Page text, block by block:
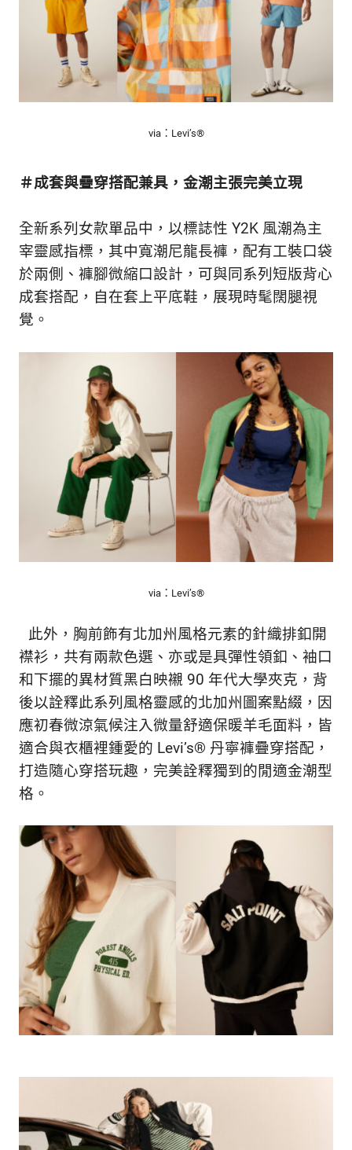
via：Levi’s®
＃成套與疊穿搭配兼具，金潮主張完美立現
全新系列女款單品中，以標誌性 Y2K 風潮為主
宰靈感指標，其中寬潮尼龍長褲，配有工裝口袋
於兩側、褲腳微縮口設計，可與同系列短版背心
成套搭配，自在套上平底鞋，展現時髦闊腿視
覺。
via：Levi’s®
此外，胸前飾有北加州風格元素的針織排釦開
襟衫，共有兩款色選、亦或是具彈性領釦、袖口
和下擺的異材質黑白映襯 90 年代大學夾克，背
後以詮釋此系列風格靈感的北加州圖案點綴，因
應初春微涼氣候注入微量舒適保暖羊毛面料，皆
適合與衣櫃裡鍾愛的 Levi’s® 丹寧褲疊穿搭配，
打造隨心穿搭玩趣，完美詮釋獨到的閒適金潮型
格。